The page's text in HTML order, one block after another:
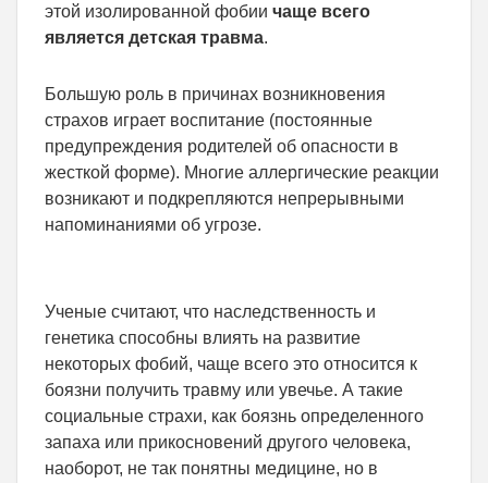
этой изолированной фобии чаще всего
является детская травма.
Большую роль в причинах возникновения
страхов играет воспитание (постоянные
предупреждения родителей об опасности в
жесткой форме). Многие аллергические реакции
возникают и подкрепляются непрерывными
напоминаниями об угрозе.
Ученые считают, что наследственность и
генетика способны влиять на развитие
некоторых фобий, чаще всего это относится к
боязни получить травму или увечье. А такие
социальные страхи, как боязнь определенного
запаха или прикосновений другого человека,
наоборот, не так понятны медицине, но в